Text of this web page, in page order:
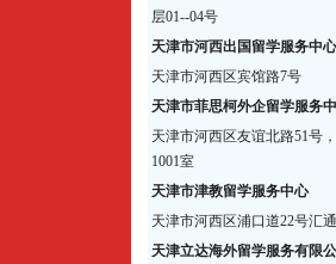
层01--04号
天津市河西出国留学服务中心
天津市河西区宾馆路7号
天津市菲思柯外企留学服务
天津市河西区友谊北路51号
1001室
天津市津教留学服务中心
天津市河西区浦口道22号汇
天津立达海外留学服务有限